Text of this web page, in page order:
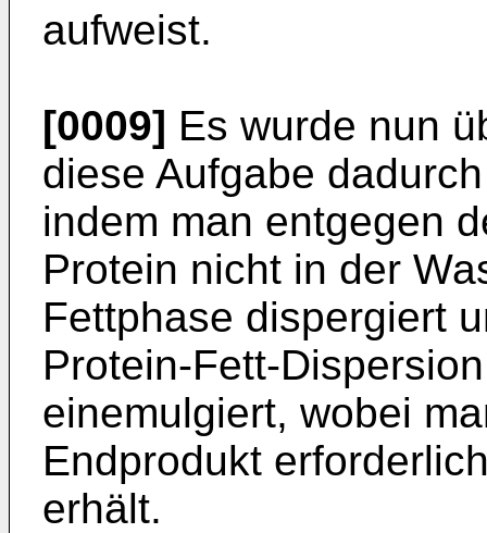
aufweist.
[0009] Es wurde nun
diese Aufgabe
indem man entgegen
Protein nicht in der
Fettphase dispergiert
Protein-Fett-
einemulgiert, wobei
Endprodukt
erhält.